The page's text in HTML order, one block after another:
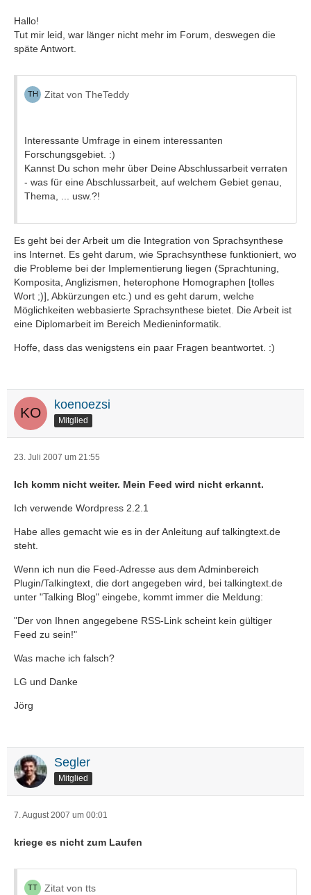
Hallo!
Tut mir leid, war länger nicht mehr im Forum, deswegen die
späte Antwort.
Zitat von TheTeddy
Interessante Umfrage in einem interessanten
Forschungsgebiet. :)
Kannst Du schon mehr über Deine Abschlussarbeit verraten
- was für eine Abschlussarbeit, auf welchem Gebiet genau,
Thema, ... usw.?!
Es geht bei der Arbeit um die Integration von Sprachsynthese
ins Internet. Es geht darum, wie Sprachsynthese funktioniert, wo
die Probleme bei der Implementierung liegen (Sprachtuning,
Komposita, Anglizismen, heterophone Homographen [tolles
Wort ;)], Abkürzungen etc.) und es geht darum, welche
Möglichkeiten webbasierte Sprachsynthese bietet. Die Arbeit ist
eine Diplomarbeit im Bereich Medieninformatik.
Hoffe, dass das wenigstens ein paar Fragen beantwortet. :)
koenoezsi
Mitglied
23. Juli 2007 um 21:55
Ich komm nicht weiter. Mein Feed wird nicht erkannt.
Ich verwende Wordpress 2.2.1
Habe alles gemacht wie es in der Anleitung auf talkingtext.de
steht.
Wenn ich nun die Feed-Adresse aus dem Adminbereich
Plugin/Talkingtext, die dort angegeben wird, bei talkingtext.de
unter "Talking Blog" eingebe, kommt immer die Meldung:
"Der von Ihnen angegebene RSS-Link scheint kein gültiger
Feed zu sein!"
Was mache ich falsch?
LG und Danke
Jörg
Segler
Mitglied
7. August 2007 um 00:01
kriege es nicht zum Laufen
Zitat von tts